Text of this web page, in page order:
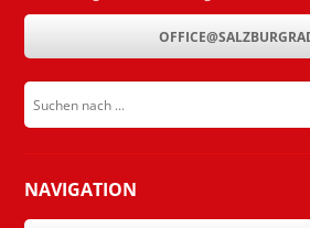
Suchen nach ...
submit
NAVIGATION